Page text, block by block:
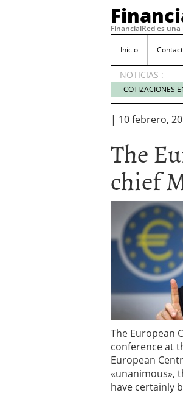
FinancialRed es
Inicio
NOTICIAS :
COTIZACIONES
| 10 febrero,
The
chief
The European
conference at
European
«unanimous»,
have certainly